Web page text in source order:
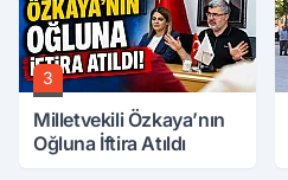
3
Milletvekili Özkaya’nın
Oğluna İftira Atıldı